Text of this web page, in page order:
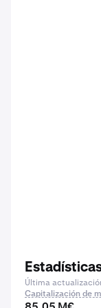
Última
Capitalización de